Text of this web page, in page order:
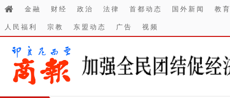
金融 财经 政治 法律 首都动态 国外新闻
教
人民福利
宗教 东盟动态 广告 视频